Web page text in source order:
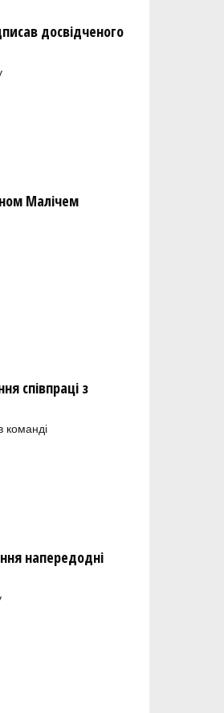
досвідченого
Малічем
співпраці з
команді
напередодні